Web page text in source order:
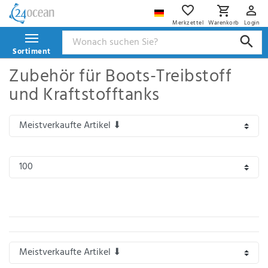
Merkzettel Warenkorb Login
Sortiment
Zubehör für Boots-Treibstoff
und Kraftstofftanks
Filter
Sind
diese
Filter
hilfreich?
Vermissen
Sie
Schreiben
IHR NAME
Ceres::Template.mailFormHoneypotLabel